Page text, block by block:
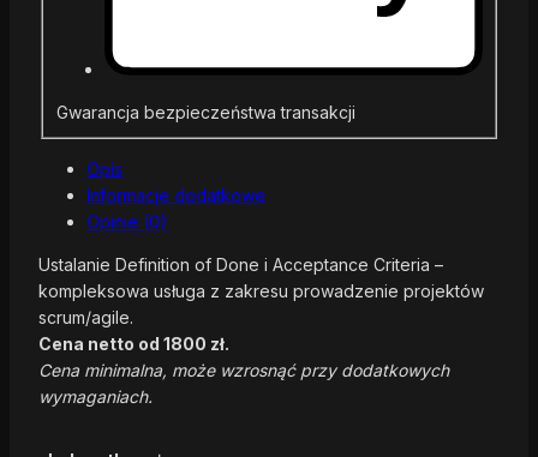
Gwarancja bezpieczeństwa transakcji
Opis
Informacje dodatkowe
Opinie (0)
Ustalanie Definition of Done i Acceptance Criteria –
kompleksowa usługa z zakresu prowadzenie projektów
scrum/agile.
Cena netto od 1800 zł.
Cena minimalna, może wzrosnąć przy dodatkowych
wymaganiach.